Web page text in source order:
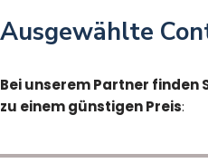
Ausgewählte
Bei unserem Partner finden
zu einem günstigen Preis: